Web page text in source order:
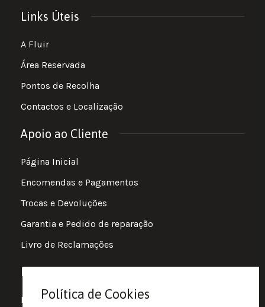
Links Úteis
A Fluir
Área Reservada
Pontos de Recolha
Contactos e Localização
Apoio ao Cliente
Página Inicial
Encomendas e Pagamentos
Trocas e Devoluções
Garantia e Pedido de reparação
Livro de Reclamações
Informações
Política de Privacidade
Política de Cookies